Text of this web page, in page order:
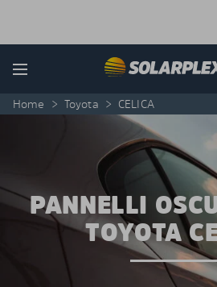
Menu
Home > Toyota > CELICA
PANNELLI
TOYOTA